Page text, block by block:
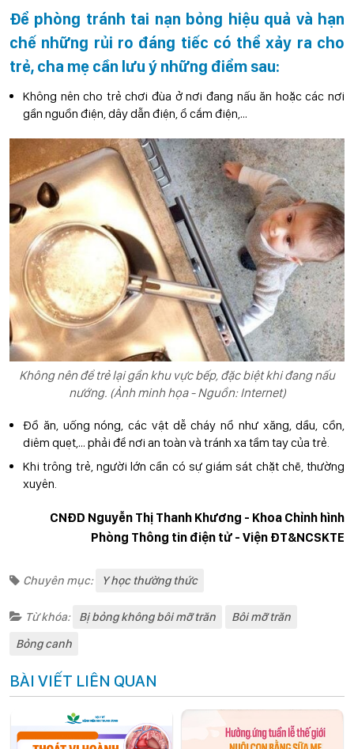
Để phòng tránh tai nạn bỏng hiệu quả và hạn
chế những rủi ro đáng tiếc có thể xảy ra cho
trẻ, cha mẹ cần lưu ý những điểm sau:
Không nên cho trẻ chơi đùa ở nơi đang nấu ăn hoặc các nơi
gần nguồn điện, dây dẫn điện, ổ cắm điện,…
Không nên để trẻ lại gần khu vực bếp, đặc biệt khi đang nấu
nướng. (Ảnh minh họa - Nguồn: Internet)
Đồ ăn, uống nóng, các vật dễ cháy nổ như xăng, dầu, cồn,
diêm quẹt,… phải để nơi an toàn và tránh xa tầm tay của trẻ.
Khi trông trẻ, người lớn cần có sự giám sát chặt chẽ, thường
xuyên.
CNĐD Nguyễn Thị Thanh Khương - Khoa Chỉnh hình
Phòng Thông tin điện tử - Viện ĐT&NCSKTE
Chuyên mục: Y học thường thức
Từ khóa: Bị bỏng không bôi mỡ trăn
Bôi mỡ trăn
Bỏng canh
BÀI VIẾT LIÊN QUAN